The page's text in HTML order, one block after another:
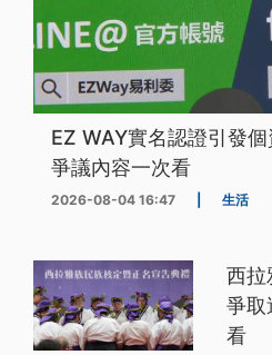
EZ WAY實名認證引發
爭議內容一次看
2026-08-04 16:47 生活
西拉
爭取
看